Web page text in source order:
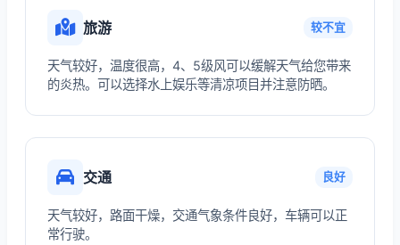
旅游 较不宜
天气较好，温度很高，4、5级风可以缓解天气给您带来
的炎热。可以选择水上娱乐等清凉项目并注意防晒。
交通 良好
天气较好，路面干燥，交通气象条件良好，车辆可以正
常行驶。